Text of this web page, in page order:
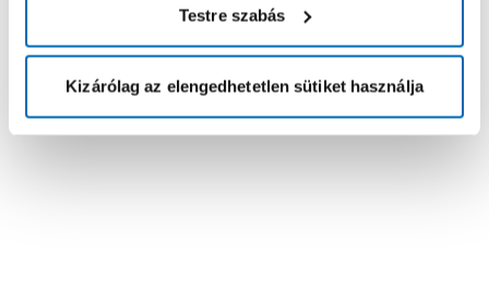
Testre szabás
Kizárólag az elengedhetetlen sütiket használja